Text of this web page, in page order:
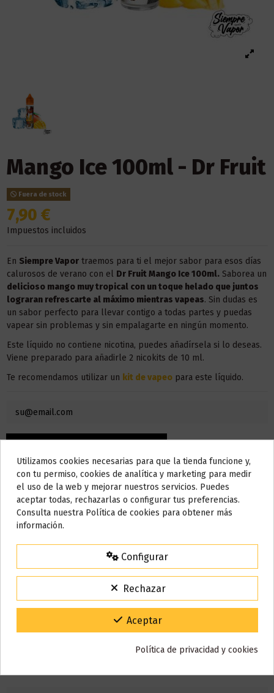
Mango Ice 100ml - Dr Fruit
Fuera de stock
7,90 €
Impuestos incluidos
En Siempre Vaportraemos para ti el mejor sabor para esos días
calurosos de verano con el Dr Fruit Mango Ice 100ml.Saborea un
delicioso mango muy tropical con un toque helado que juntos
lograran refrescarte al máximo mientras vapeas. Sin dudas es
un sabor perfecto para llevar contigo a todas partes y puedas
vapear sin problemas y sin empalagarte en ningún momento.
Este líquido no contiene nicotina, puedes añadírsela si lo deseas.
Viene preparado para añadirle 2 nicokits de 10 ml.
Te recomendamos utilizar un kit de vapeopara este líquido.
Detalles del producto
Bote 120 ml
65% VG / 35% PG
Do not show again.
AVISO IMPORTANTE
Nos tomamos unos días
Todos los pedidos realizados desde el
15% de descuento
Para agradecerte la espera durante estos días.
Código:VACACIONES15
Gracias por tu paciencia y por seguir confiando en nosotros.
Utilizamos cookies necesarias para que la tienda funcione y,
con tu permiso, cookies de analítica y marketing para medir
el uso de la web y mejorar nuestros servicios. Puedes
aceptar todas, rechazarlas o configurar tus preferencias.
Consulta nuestra Política de cookies para obtener más
información.
Configurar
Rechazar
Aceptar
Política de privacidad y cookies